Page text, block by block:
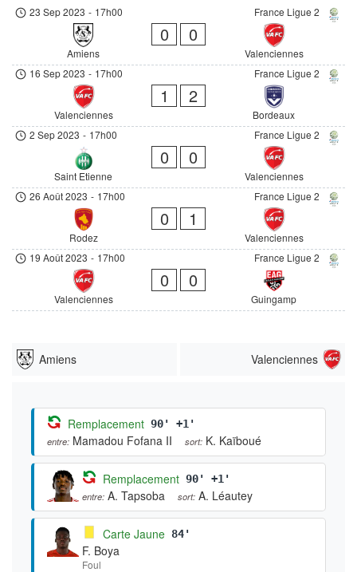
France Ligue 2
23 Sep 2023 - 17h00
Amiens
0 0
Valenciennes
France Ligue 2
16 Sep 2023 - 17h00
Valenciennes
1 2
Bordeaux
France Ligue 2
2 Sep 2023 - 17h00
Saint Etienne
0 0
Valenciennes
France Ligue 2
26 Août 2023 - 17h00
Rodez
0 1
Valenciennes
France Ligue 2
19 Août 2023 - 17h00
Valenciennes
0 0
Guingamp
Amiens Valenciennes
Remplacement 90' +1'
entre: Mamadou Fofana II sort: K. Kaïboué
Remplacement 90' +1'
entre: A. Tapsoba sort: A. Léautey
Carte Jaune 84'
F. Boya
Foul